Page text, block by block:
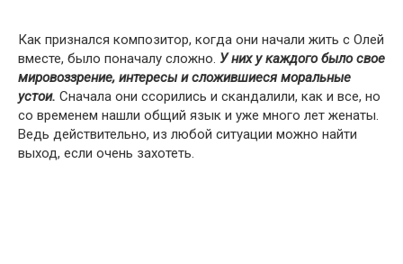
Как признался композитор, когда они начали жить с Олей
вместе, было поначалу сложно. У них у каждого было свое
мировоззрение, интересы и сложившиеся моральные
устои. Сначала они ссорились и скандалили, как и все, но
со временем нашли общий язык и уже много лет женаты.
Ведь действительно, из любой ситуации можно найти
выход, если очень захотеть.